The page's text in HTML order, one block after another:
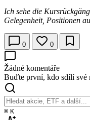
Ich sehe die
Gelegenheit, Positionen
0 0
Žádné komentáře
Buďte první, kdo sdílí své
⌘ K